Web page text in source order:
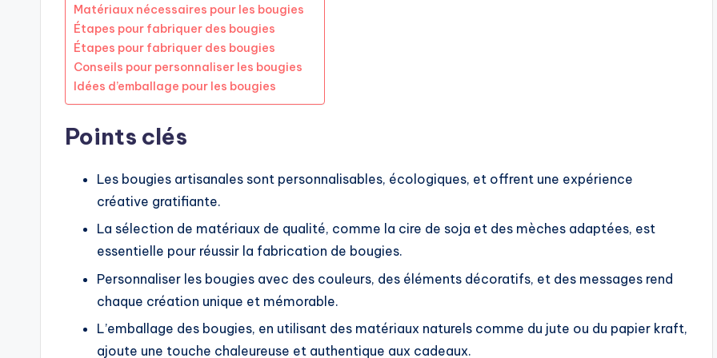
Matériaux nécessaires pour les bougies
Étapes pour fabriquer des bougies
Étapes pour fabriquer des bougies
Conseils pour personnaliser les bougies
Idées d’emballage pour les bougies
Points clés
Les bougies artisanales sont personnalisables, écologiques, et offrent une expérience
créative gratifiante.
La sélection de matériaux de qualité, comme la cire de soja et des mèches adaptées, est
essentielle pour réussir la fabrication de bougies.
Personnaliser les bougies avec des couleurs, des éléments décoratifs, et des messages rend
chaque création unique et mémorable.
L’emballage des bougies, en utilisant des matériaux naturels comme du jute ou du papier kraft,
ajoute une touche chaleureuse et authentique aux cadeaux.